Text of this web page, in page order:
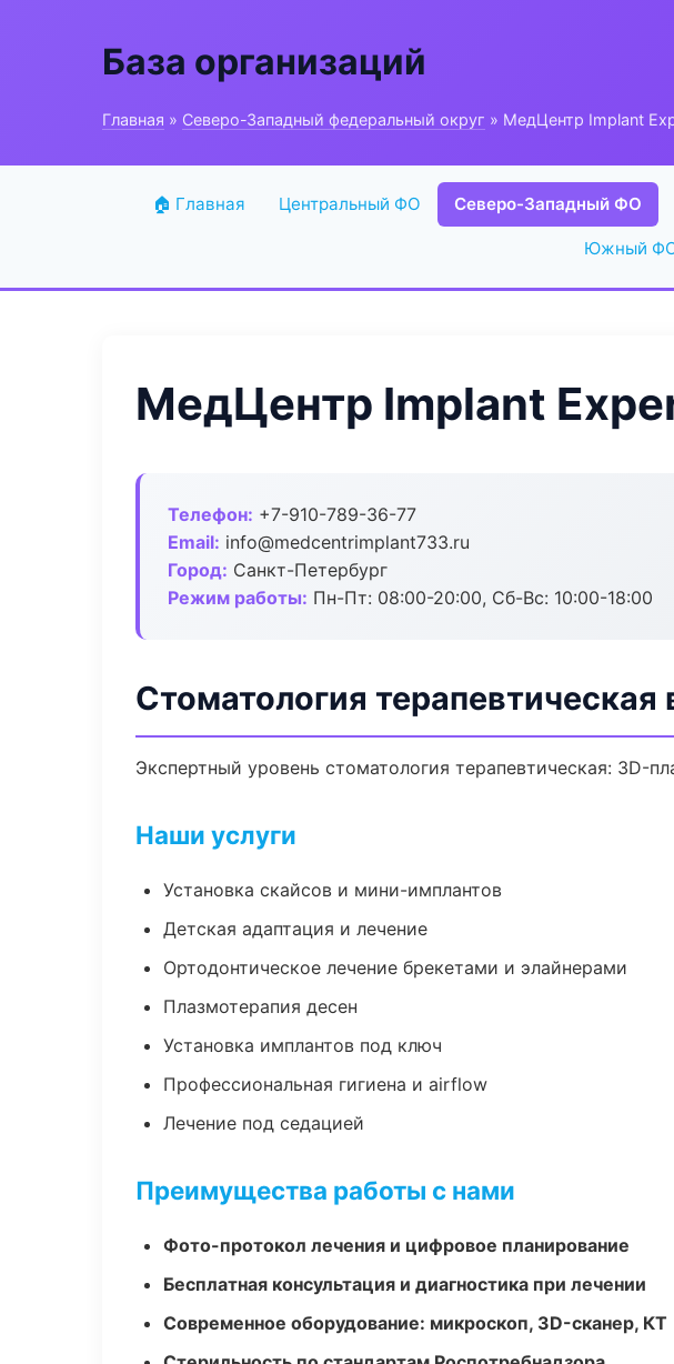
База организаций
Главная » Северо-Западный федеральный округ » МедЦентр Implant
🏠 Главная Центральный ФО Северо-Западный ФО
Южный
МедЦентр Implant
Телефон: +7-910-789-36-77
Email: info@medcentrimplant733.ru
Город: Санкт-Петербург
Режим работы: Пн-Пт: 08:00-20:00, Сб-Вс: 10:00-18:00
Стоматология
Экспертный уровень стоматология терапевтическая: 3D-
Наши услуги
Установка скайсов и мини-имплантов
Детская адаптация и лечение
Ортодонтическое лечение брекетами и элайнерами
Плазмотерапия десен
Установка имплантов под ключ
Профессиональная гигиена и airflow
Лечение под седацией
Преимущества работы с нами
Фото-протокол лечения и цифровое планирование
Бесплатная консультация и диагностика при лечении
Современное оборудование: микроскоп, 3D-сканер, КТ